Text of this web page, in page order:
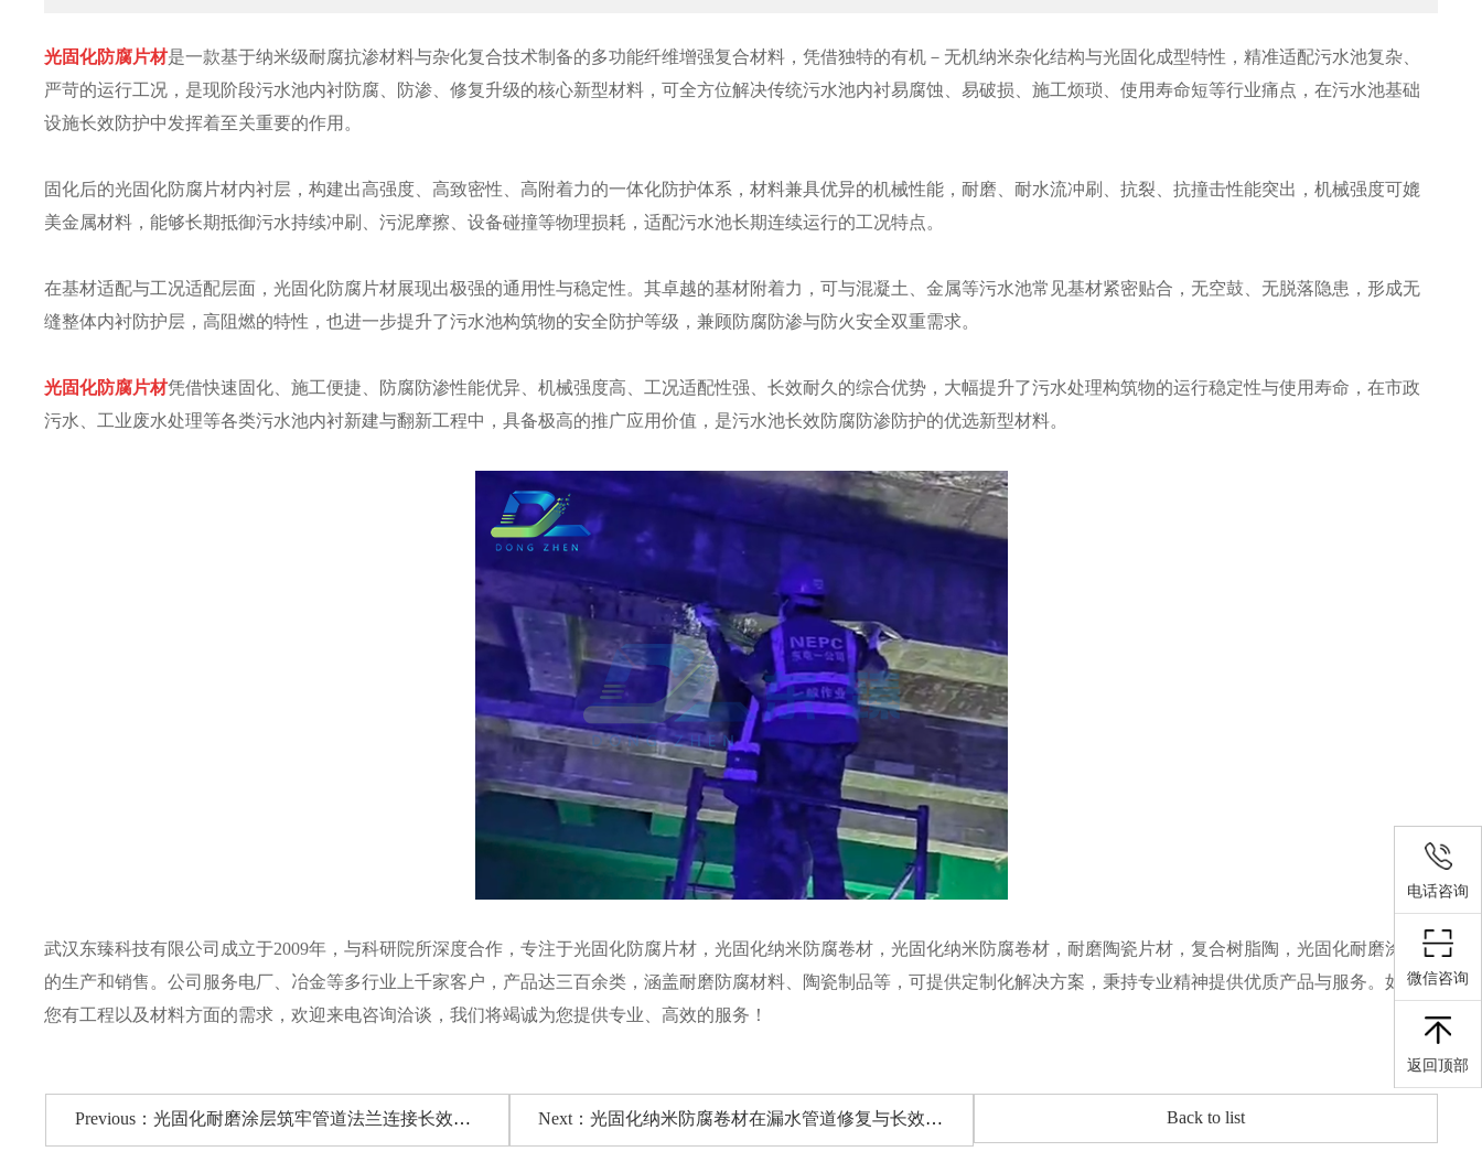
光固化防腐片材是一款基于纳米级耐腐抗渗材料与杂化复合技术制备的多功能纤维增强复合材料，凭借独特的有机－无机纳米杂化结构与光固化成型特性，精准适配污水池复杂、
严苛的运行工况，是现阶段污水池内衬防腐、防渗、修复升级的核心新型材料，可全方位解决传统污水池内衬易腐蚀、易破损、施工烦琐、使用寿命短等行业痛点，在污水池基础
设施长效防护中发挥着至关重要的作用。
固化后的光固化防腐片材内衬层，构建出高强度、高致密性、高附着力的一体化防护体系，材料兼具优异的机械性能，耐磨、耐水流冲刷、抗裂、抗撞击性能突出，机械强度可媲
美金属材料，能够长期抵御污水持续冲刷、污泥摩擦、设备碰撞等物理损耗，适配污水池长期连续运行的工况特点。
在基材适配与工况适配层面，光固化防腐片材展现出极强的通用性与稳定性。其卓越的基材附着力，可与混凝土、金属等污水池常见基材紧密贴合，无空鼓、无脱落隐患，形成无
缝整体内衬防护层，高阻燃的特性，也进一步提升了污水池构筑物的安全防护等级，兼顾防腐防渗与防火安全双重需求。
光固化防腐片材凭借快速固化、施工便捷、防腐防渗性能优异、机械强度高、工况适配性强、长效耐久的综合优势，大幅提升了污水处理构筑物的运行稳定性与使用寿命，在市政
污水、工业废水处理等各类污水池内衬新建与翻新工程中，具备极高的推广应用价值，是污水池长效防腐防渗防护的优选新型材料。
武汉东臻科技有限公司成立于2009年，与科研院所深度合作，专注于光固化防腐片材，光固化纳米防腐卷材，光固化纳米防腐卷材，耐磨陶瓷片材，复合树脂陶，光固化耐磨涂层
的生产和销售。公司服务电厂、冶金等多行业上千家客户，产品达三百余类，涵盖耐磨防腐材料、陶瓷制品等，可提供定制化解决方案，秉持专业精神提供优质产品与服务。如果
您有工程以及材料方面的需求，欢迎来电咨询洽谈，我们将竭诚为您提供专业、高效的服务！
Previous：光固化耐磨涂层筑牢管道法兰连接长效安全防护屏障 Next：光固化纳米防腐卷材在漏水管道修复与长效防护中的应用研究 Back to list
电话咨询
微信咨询
返回顶部